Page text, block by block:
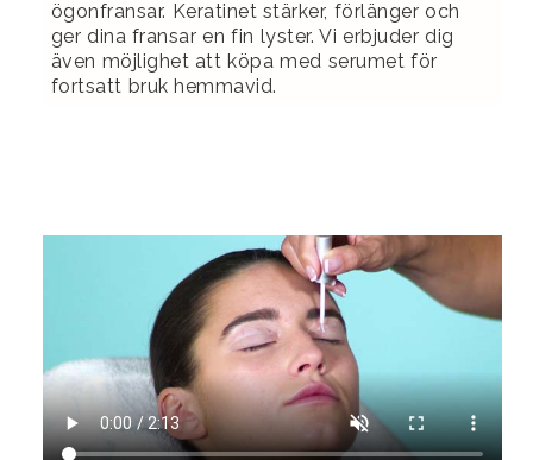
ögonfransar. Keratinet stärker, förlänger och
ger dina fransar en fin lyster. Vi erbjuder dig
även möjlighet att köpa med serumet för
fortsatt bruk hemmavid.